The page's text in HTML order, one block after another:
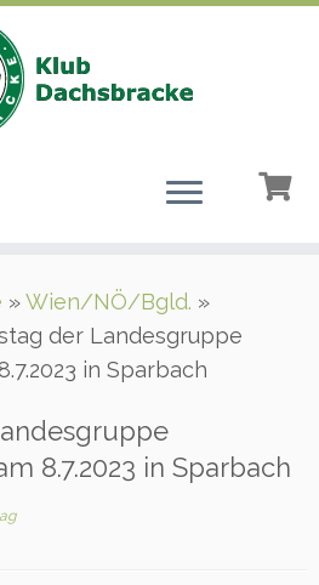
»Wien/NÖ/Bgld. »
der Landesgruppe
in Sparbach
8.7.2023 in Sparbach